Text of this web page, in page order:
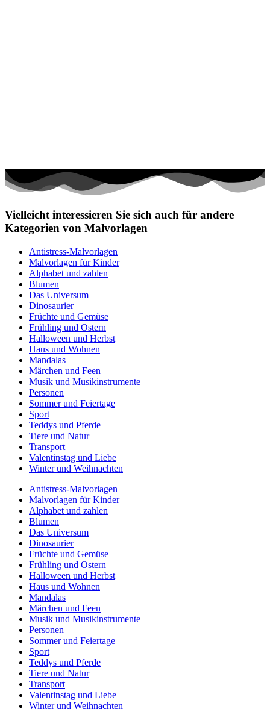
Vielleicht interessieren Sie sich auch für andere
Kategorien von Malvorlagen
Antistress-Malvorlagen
Malvorlagen für Kinder
Alphabet und zahlen
Blumen
Das Universum
Dinosaurier
Früchte und Gemüse
Frühling und Ostern
Halloween und Herbst
Haus und Wohnen
Mandalas
Märchen und Feen
Musik und Musikinstrumente
Personen
Sommer und Feiertage
Sport
Teddys und Pferde
Tiere und Natur
Transport
Valentinstag und Liebe
Winter und Weihnachten
Antistress-Malvorlagen
Malvorlagen für Kinder
Alphabet und zahlen
Blumen
Das Universum
Dinosaurier
Früchte und Gemüse
Frühling und Ostern
Halloween und Herbst
Haus und Wohnen
Mandalas
Märchen und Feen
Musik und Musikinstrumente
Personen
Sommer und Feiertage
Sport
Teddys und Pferde
Tiere und Natur
Transport
Valentinstag und Liebe
Winter und Weihnachten